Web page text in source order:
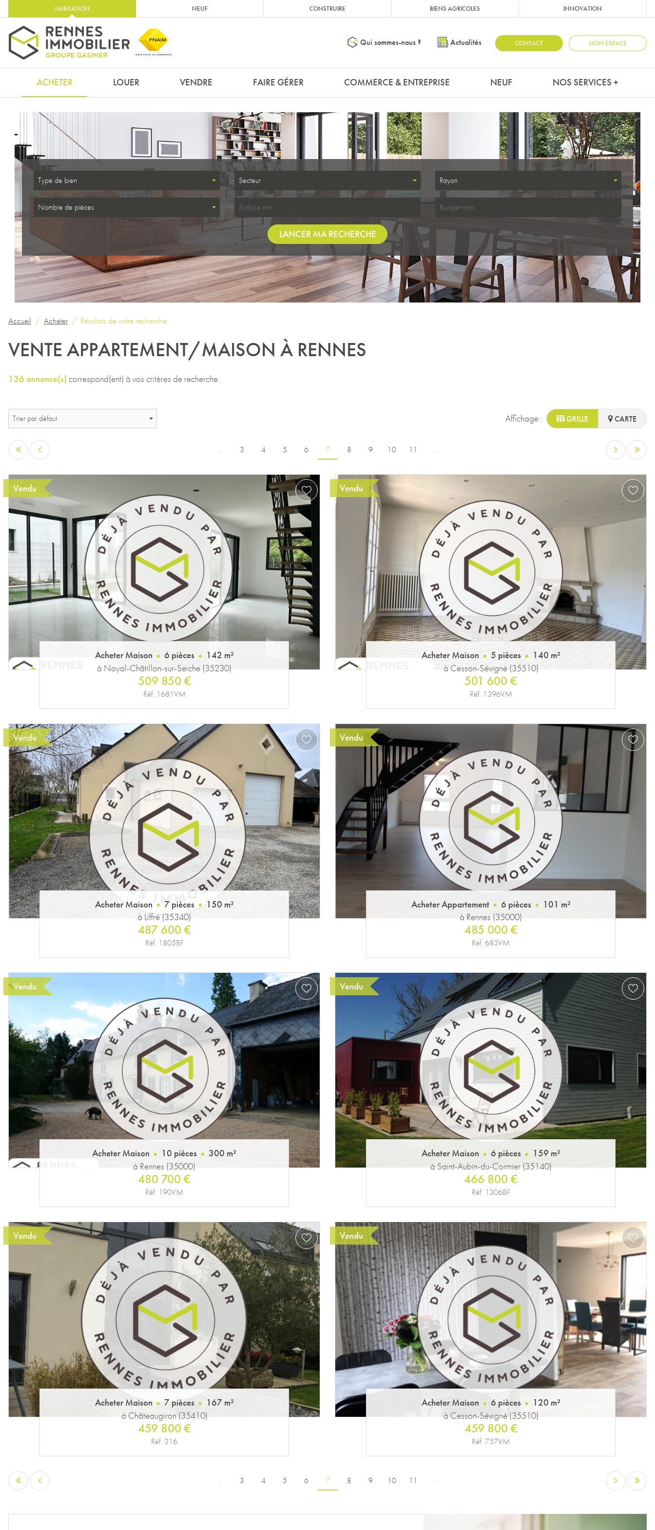
HABITATION NEUF CONSTRUIRE BIENS AGRICOLES INNOVATION
Qui sommes-nous ? Actualités CONTACT MON ESPACE
ACHETER LOUER VENDRE FAIRE GÉRER COMMERCE & ENTREPRISE NEUF NOS SERVICES +
Type de bien Secteur Rayon
Nombre de pièces
LANCER MA RECHERCHE
Accueil Acheter Résultats de votre recherche
VENTE APPARTEMENT/MAISON À RENNES
136 annonce(s) correspond(ent) à vos critères de recherche.
Trier par défaut Affichage : GRILLE CARTE
… 3 4 5 6 7 8 9 10 11 …
Vendu
Acheter Maison 6 pièces
142 m²
à Noyal-Châtillon-sur-Seiche (35230)
509 850 €
Réf. 1681VM
Vendu
Acheter Maison 5 pièces
140 m²
à Cesson-Sévigné (35510)
501 600 €
Réf. 1396VM
Vendu
Acheter Maison 7 pièces
150 m²
à Liffré (35340)
487 600 €
Réf. 1805BF
Vendu
Acheter Appartement 6 pièces
101 m²
à Rennes (35000)
485 000 €
Réf. 683VM
Vendu
Acheter Maison 10 pièces
300 m²
à Rennes (35000)
480 700 €
Réf. 190VM
Vendu
Acheter Maison 6 pièces
159 m²
à Saint-Aubin-du-Cormier (35140)
466 800 €
Réf. 1306BF
Vendu
Acheter Maison 7 pièces
167 m²
à Châteaugiron (35410)
459 800 €
Réf. 316
Vendu
Acheter Maison 6 pièces
120 m²
à Cesson-Sévigné (35510)
459 800 €
Réf. 757VM
… 3 4 5 6 7 8 9 10 11 …